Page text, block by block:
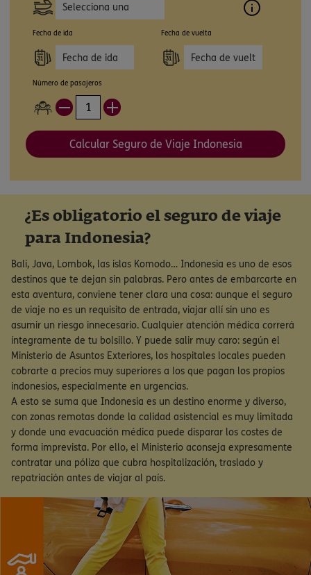
Selecciona una
opción
Fecha de ida Fecha de vuelta
Número de pasajeros
Calcular Seguro de Viaje Indonesia
¿Es obligatorio el seguro de viaje
para Indonesia?
Bali, Java, Lombok, las islas Komodo… Indonesia es uno de esos
destinos que te dejan sin palabras. Pero antes de embarcarte en
esta aventura, conviene tener clara una cosa: aunque el seguro
de viaje no es un requisito de entrada, viajar allí sin uno es
asumir un riesgo innecesario. Cualquier atención médica correrá
íntegramente de tu bolsillo. Y puede salir muy caro: según el
Ministerio de Asuntos Exteriores, los hospitales locales pueden
cobrarte a precios muy superiores a los que pagan los propios
indonesios, especialmente en urgencias.
A esto se suma que Indonesia es un destino enorme y diverso,
con zonas remotas donde la calidad asistencial es muy limitada
y donde una evacuación médica puede disparar los costes de
forma imprevista. Por ello, el Ministerio aconseja expresamente
contratar una póliza que cubra hospitalización, traslado y
repatriación antes de viajar al país.